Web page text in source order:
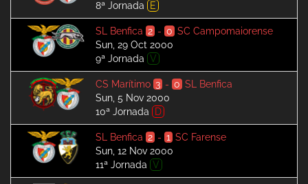
8ª Jornada
E
SL Benfica 2 - 0 SC Campomaiorense
Sun, 29 Oct 2000
9ª Jornada V
CS Marítimo 3 - 0 SL Benfica
Sun, 5 Nov 2000
10ª Jornada
D
SL Benfica 2 - 1 SC Farense
Sun, 12 Nov 2000
11ª Jornada V